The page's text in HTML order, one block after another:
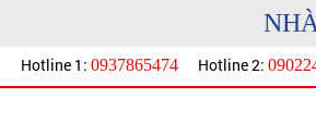
NHÀ
Hotline 1: 0937865474 Hotline 2: